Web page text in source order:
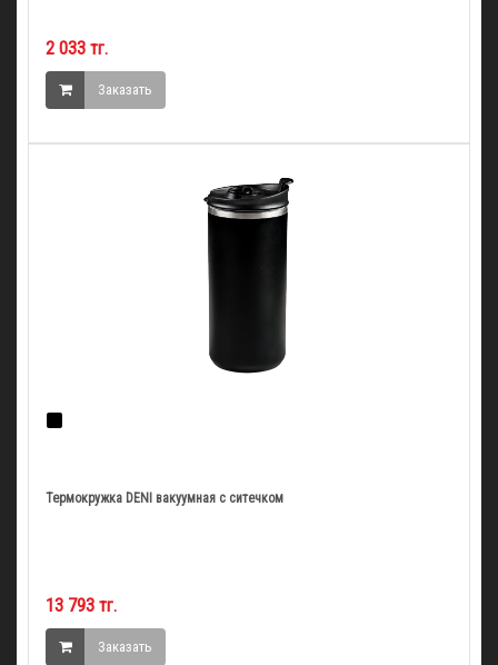
2 033 тг.
Заказать
Термокружка DENI вакуумная с ситечком
13 793 тг.
Заказать